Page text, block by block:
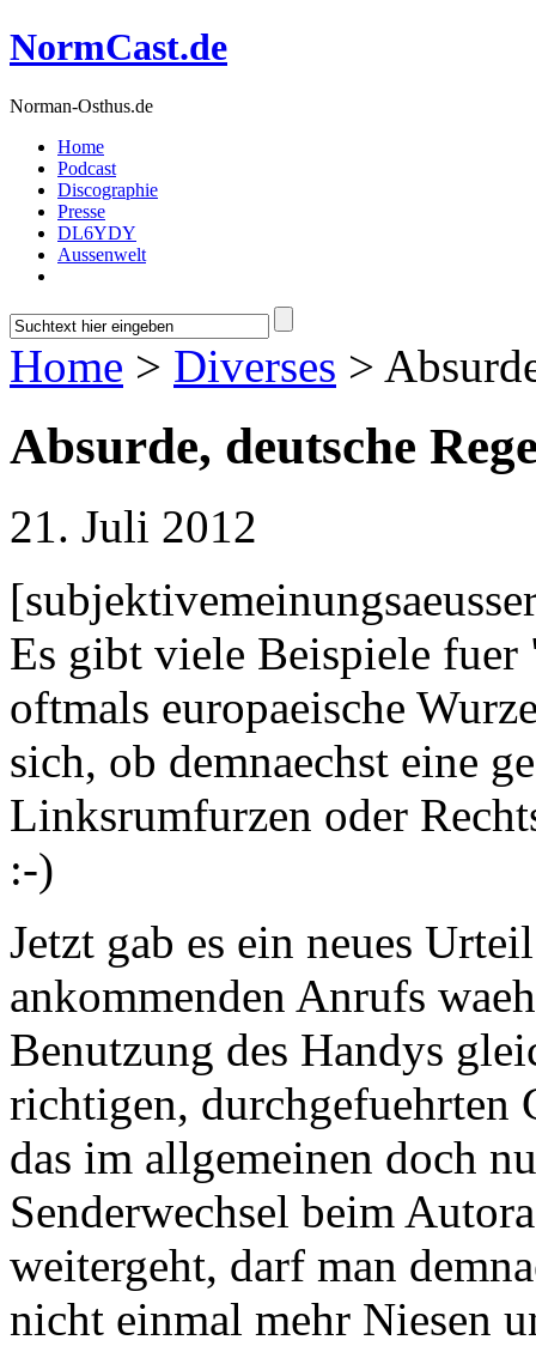
NormCast.de
Norman-Osthus.de
Home
Podcast
Discographie
Presse
DL6YDY
Aussenwelt
Home > Diverses >
Absurde, deutsche
21. Juli 2012
Es gibt viele Beispiele fuer
oftmals europaeische
sich, ob demnaechst eine
Linksrumfurzen oder
:-)
Jetzt gab es ein neues
ankommenden Anrufs
Benutzung des Handys
richtigen, durchgefuehrten
das im allgemeinen doch
Senderwechsel beim
weitergeht, darf man
nicht einmal mehr Niesen